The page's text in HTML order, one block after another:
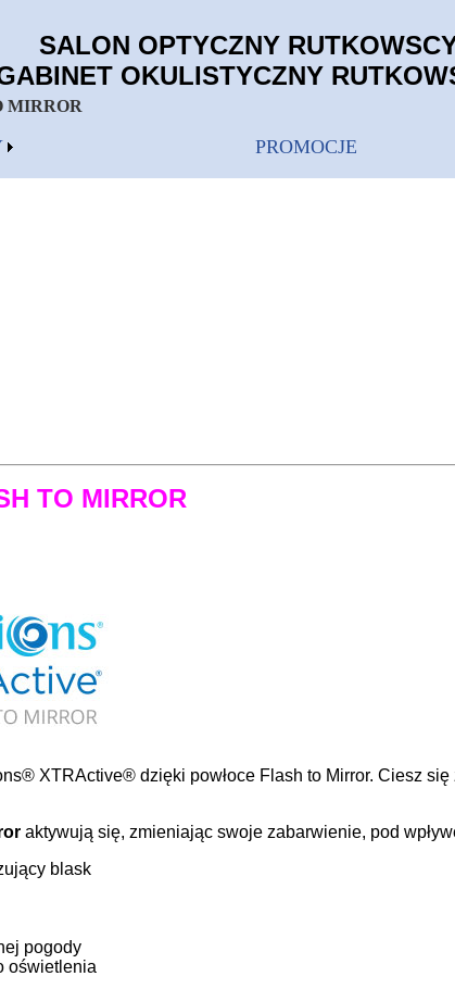
SALON OPTYCZNY
OKULISTYCZNY
MIRROR
PROMOCJE
TO MIRROR
XTRActive® dzięki powłoce Flash to Mirror. Ciesz się
aktywują się, zmieniając swoje zabarwienie, pod
blask
pogody
oświetlenia